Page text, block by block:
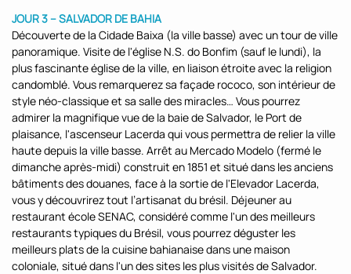
JOUR 3 – SALVADOR DE BAHIA
Découverte de la Cidade Baixa (la ville basse) avec un tour de ville
panoramique. Visite de l'église N.S. do Bonfim (sauf le lundi), la
plus fascinante église de la ville, en liaison étroite avec la religion
candomblé. Vous remarquerez sa façade rococo, son intérieur de
style néo-classique et sa salle des miracles… Vous pourrez
admirer la magnifique vue de la baie de Salvador, le Port de
plaisance, l'ascenseur Lacerda qui vous permettra de relier la ville
haute depuis la ville basse. Arrêt au Mercado Modelo (fermé le
dimanche après-midi) construit en 1851 et situé dans les anciens
bâtiments des douanes, face à la sortie de l'Elevador Lacerda,
vous y découvrirez tout l’artisanat du brésil. Déjeuner au
restaurant école SENAC, considéré comme l'un des meilleurs
restaurants typiques du Brésil, vous pourrez déguster les
meilleurs plats de la cuisine bahianaise dans une maison
coloniale, situé dans l'un des sites les plus visités de Salvador.